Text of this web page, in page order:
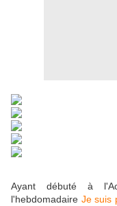
Ayant débuté à
l'hebdomadaire Je suis